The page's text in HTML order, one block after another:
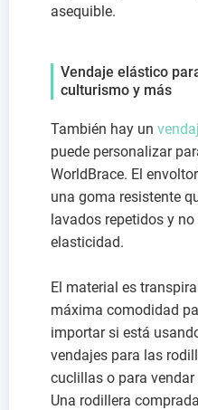
asequible.
Vendaje elástico
culturismo y más
También hay un
puede personalizar
WorldBrace. El
una goma resistente
lavados repetidos y
elasticidad.
El material es
máxima comodidad
importar si está
vendajes para las
cuclillas o para
Una rodillera